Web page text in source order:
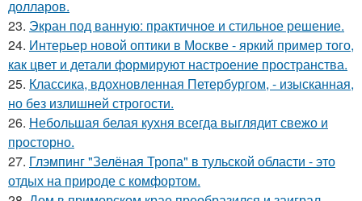
долларов.
23. Экран под ванную: практичное и стильное решение.
24. Интерьер новой оптики в Москве - яркий пример того,
как цвет и детали формируют настроение пространства.
25. Классика, вдохновленная Петербургом, - изысканная,
но без излишней строгости.
26. Небольшая белая кухня всегда выглядит свежо и
просторно.
27. Глэмпинг "Зелёная Тропа" в тульской области - это
отдых на природе с комфортом.